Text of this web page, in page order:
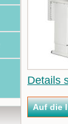
Details